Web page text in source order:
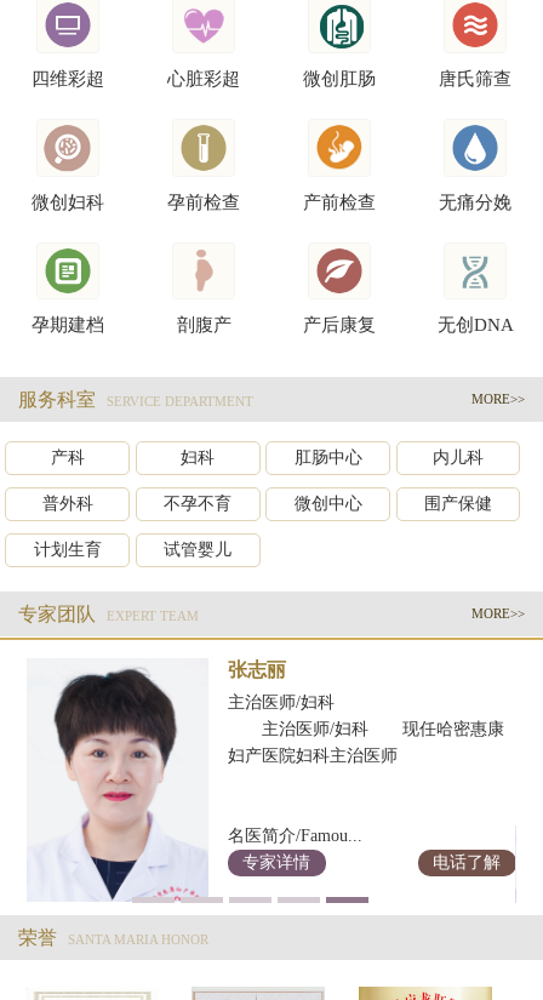
四维彩超 心脏彩超 微创肛肠 唐氏筛查
微创妇科 孕前检查 产前检查 无痛分娩
孕期建档 剖腹产 产后康复 无创DNA
服务科室 SERVICE DEPARTMENT MORE>>
产科 妇科 肛肠中心 内儿科
普外科 不孕不育 微创中心 围产保健
计划生育 试管婴儿
专家团队 EXPERT TEAM MORE>>
张志丽
主治医师/妇科
主治医师/妇科 现任哈密惠康
妇产医院妇科主治医师
名医简介/Famou...
专家详情
电话了解
荣誉 SANTA MARIA HONOR